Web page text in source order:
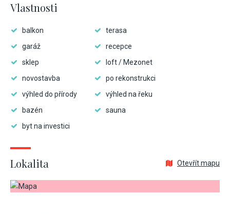
Vlastnosti
balkon
terasa
garáž
recepce
sklep
loft / Mezonet
novostavba
po rekonstrukci
výhled do přírody
výhled na řeku
bazén
sauna
byt na investici
Lokalita Otevřít mapu